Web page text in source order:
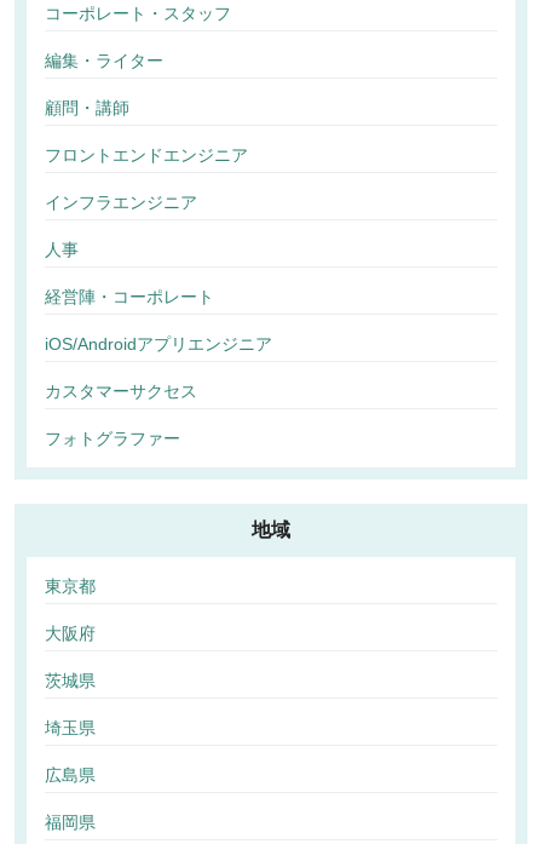
コーポレート・スタッフ
編集・ライター
顧問・講師
フロントエンドエンジニア
インフラエンジニア
人事
経営陣・コーポレート
iOS/Androidアプリエンジニア
カスタマーサクセス
フォトグラファー
地域
東京都
大阪府
茨城県
埼玉県
広島県
福岡県